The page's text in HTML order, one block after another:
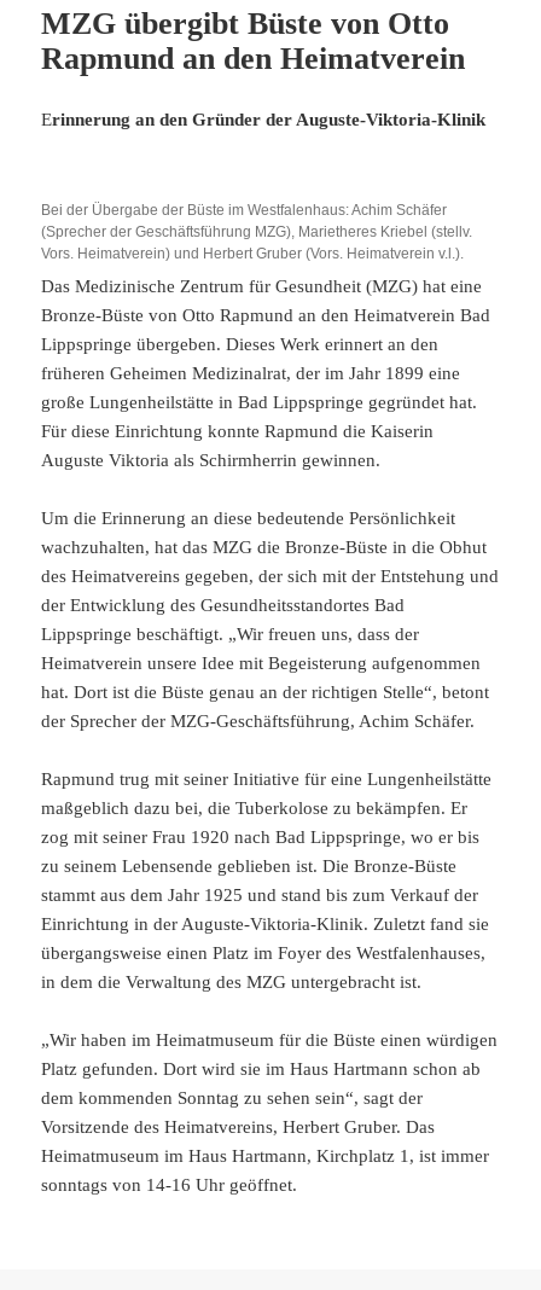
MZG übergibt Büste von Otto
Rapmund an den Heimatverein
Erinnerung an den Gründer der Auguste-Viktoria-Klinik
Bei der Übergabe der Büste im Westfalenhaus: Achim Schäfer
(Sprecher der Geschäftsführung MZG), Marietheres Kriebel (stellv.
Vors. Heimatverein) und Herbert Gruber (Vors. Heimatverein v.l.).
Das Medizinische Zentrum für Gesundheit (MZG) hat eine
Bronze-Büste von Otto Rapmund an den Heimatverein Bad
Lippspringe übergeben. Dieses Werk erinnert an den
früheren Geheimen Medizinalrat, der im Jahr 1899 eine
große Lungenheilstätte in Bad Lippspringe gegründet hat.
Für diese Einrichtung konnte Rapmund die Kaiserin
Auguste Viktoria als Schirmherrin gewinnen.
Um die Erinnerung an diese bedeutende Persönlichkeit
wachzuhalten, hat das MZG die Bronze-Büste in die Obhut
des Heimatvereins gegeben, der sich mit der Entstehung und
der Entwicklung des Gesundheitsstandortes Bad
Lippspringe beschäftigt. „Wir freuen uns, dass der
Heimatverein unsere Idee mit Begeisterung aufgenommen
hat. Dort ist die Büste genau an der richtigen Stelle“, betont
der Sprecher der MZG-Geschäftsführung, Achim Schäfer.
Rapmund trug mit seiner Initiative für eine Lungenheilstätte
maßgeblich dazu bei, die Tuberkolose zu bekämpfen. Er
zog mit seiner Frau 1920 nach Bad Lippspringe, wo er bis
zu seinem Lebensende geblieben ist. Die Bronze-Büste
stammt aus dem Jahr 1925 und stand bis zum Verkauf der
Einrichtung in der Auguste-Viktoria-Klinik. Zuletzt fand sie
übergangsweise einen Platz im Foyer des Westfalenhauses,
in dem die Verwaltung des MZG untergebracht ist.
„Wir haben im Heimatmuseum für die Büste einen würdigen
Platz gefunden. Dort wird sie im Haus Hartmann schon ab
dem kommenden Sonntag zu sehen sein“, sagt der
Vorsitzende des Heimatvereins, Herbert Gruber. Das
Heimatmuseum im Haus Hartmann, Kirchplatz 1, ist immer
sonntags von 14-16 Uhr geöffnet.